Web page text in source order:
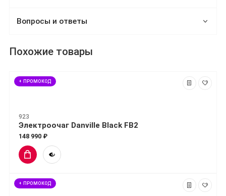
Вопросы и ответы
Похожие товары
+ ПРОМОКОД
923
Электроочаг Danville Black FB2
148 990 ₽
+ ПРОМОКОД